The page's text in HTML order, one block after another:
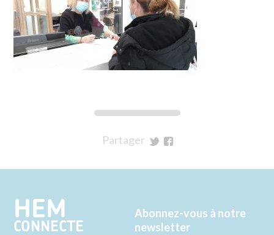
Partager
Twitter
Facebook
HEM
CONNECTE
Abonnez-vous à notre
newsletter